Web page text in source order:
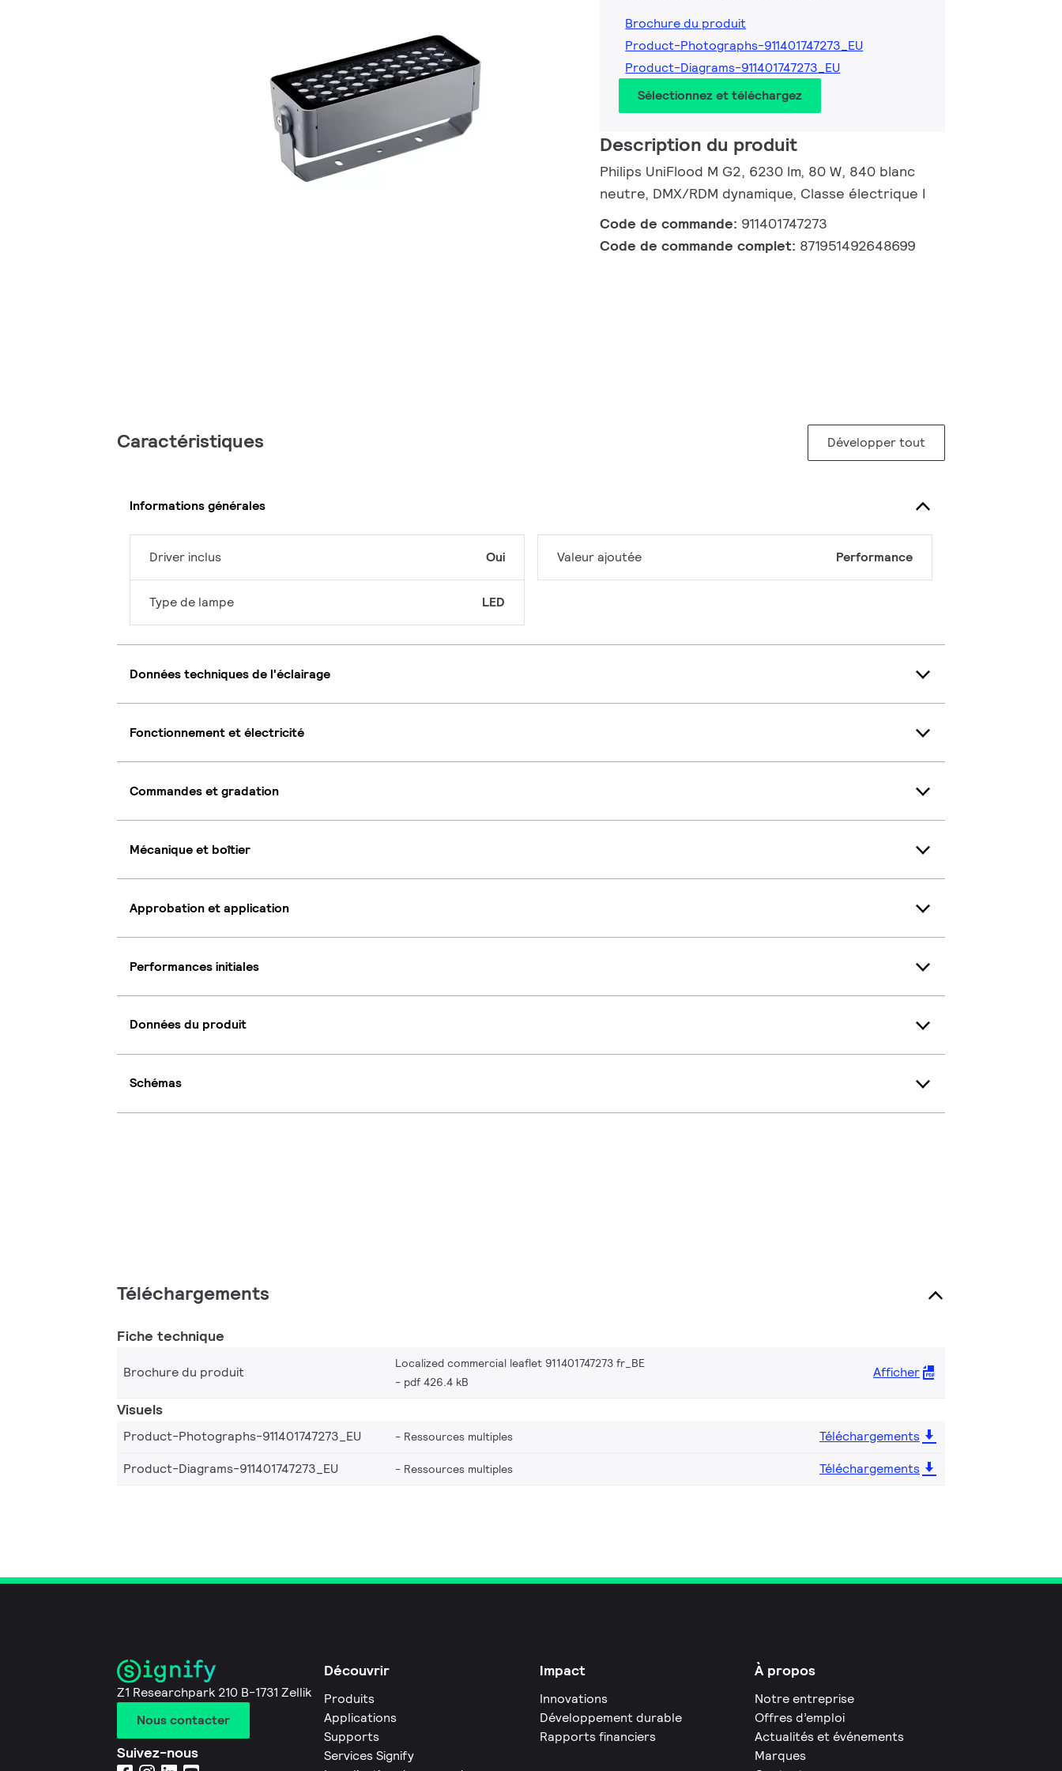
Brochure du produit
Product-Photographs-911401747273_EU
Product-Diagrams-911401747273_EU
Sélectionnez et téléchargez
Description du produit
Philips UniFlood M G2, 6230 lm, 80 W, 840 blanc
neutre, DMX/RDM dynamique, Classe électrique I
Code de commande: 911401747273
Code de commande complet: 871951492648699
Caractéristiques Développer tout
Informations générales
Driver inclus Oui
Type de lampe LED
Valeur ajoutée Performance
Données techniques de l'éclairage
Fonctionnement et électricité
Commandes et gradation
Mécanique et boîtier
Approbation et application
Performances initiales
Données du produit
Schémas
Téléchargements
Fiche technique
Brochure du produit
Localized commercial leaflet 911401747273 fr_BE
pdf 426.4 kB
Afficher
Visuels
Product-Photographs-911401747273_EU Ressources multiples
Téléchargements
Product-Diagrams-911401747273_EU
Ressources multiples Téléchargements
Z1 Researchpark 210 B-1731 Zellik
Nous contacter
Suivez-nous
Découvrir
Produits
Applications
Supports
Services Signify
Impact
Innovations
Développement durable
Rapports financiers
À propos
Notre entreprise
Offres d’emploi
Actualités et événements
Marques